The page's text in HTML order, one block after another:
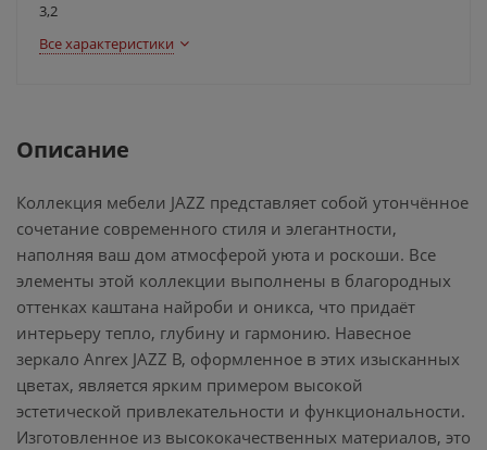
3,2
Все характеристики
Описание
Коллекция мебели JAZZ представляет собой утончённое
сочетание современного стиля и элегантности,
наполняя ваш дом атмосферой уюта и роскоши. Все
элементы этой коллекции выполнены в благородных
оттенках каштана найроби и оникса, что придаёт
интерьеру тепло, глубину и гармонию. Навесное
зеркало Anrex JAZZ B, оформленное в этих изысканных
цветах, является ярким примером высокой
эстетической привлекательности и функциональности.
Изготовленное из высококачественных материалов, это